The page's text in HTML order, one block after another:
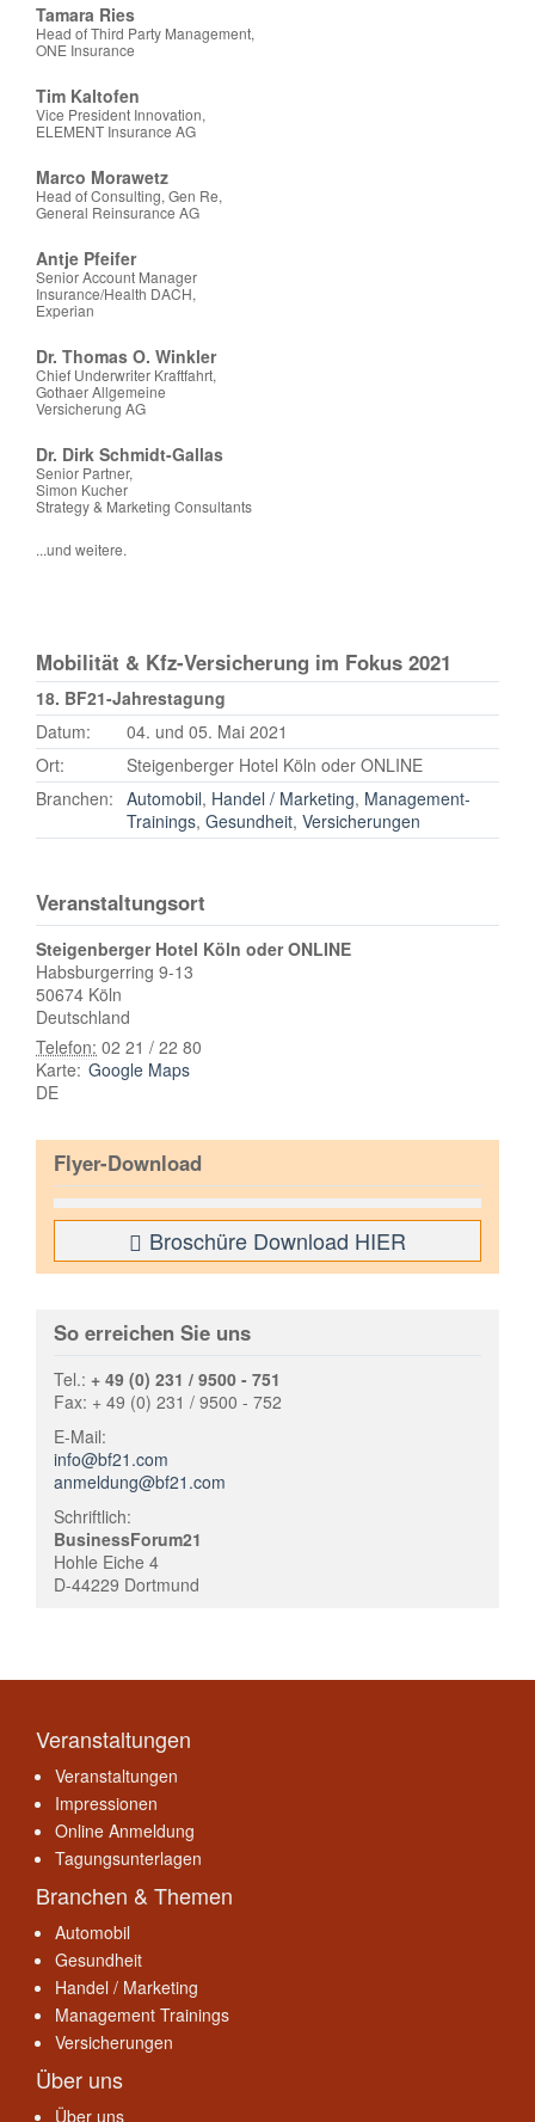
Tamara Ries
Head of Third Party Management,
ONE Insurance
Tim Kaltofen
Vice President Innovation,
ELEMENT Insurance AG
Marco Morawetz
Head of Consulting, Gen Re,
General Reinsurance AG
Antje Pfeifer
Senior Account Manager
Insurance/Health DACH,
Experian
Dr. Thomas O. Winkler
Chief Underwriter Kraftfahrt,
Gothaer Allgemeine
Versicherung AG
Dr. Dirk Schmidt-Gallas
Senior Partner,
Simon Kucher
Strategy & Marketing Consultants
...und weitere.
Mobilität & Kfz-Versicherung im Fokus 2021
18. BF21-Jahrestagung
Datum:
04. und 05. Mai 2021
Ort:
Steigenberger Hotel Köln oder ONLINE
Branchen: Automobil, Handel / Marketing, Management-
Trainings, Gesundheit, Versicherungen
Veranstaltungsort
Steigenberger Hotel Köln oder ONLINE
Habsburgerring 9-13
50674 Köln
Deutschland
Telefon: 02 21 / 22 80
Karte: Google Maps
DE
Flyer-Download
Broschüre Download HIER
So erreichen Sie uns
Tel.: + 49 (0) 231 / 9500 - 751
Fax: + 49 (0) 231 / 9500 - 752
E-Mail:
info@bf21.com
anmeldung@bf21.com
Schriftlich:
BusinessForum21
Hohle Eiche 4
D-44229 Dortmund
Veranstaltungen
Veranstaltungen
Impressionen
Online Anmeldung
Tagungsunterlagen
Branchen & Themen
Automobil
Gesundheit
Handel / Marketing
Management Trainings
Versicherungen
Über uns
Über uns